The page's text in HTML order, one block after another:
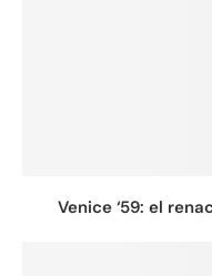
Venice ‘59: el